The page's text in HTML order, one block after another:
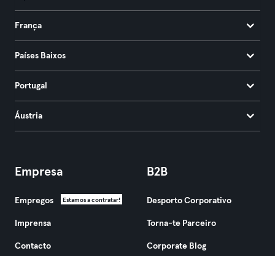
França
Países Baixos
Portugal
Áustria
Empresa
Empregos Estamos a contratar!
Imprensa
Contacto
B2B
Desporto Corporativo
Torna-te Parceiro
Corporate Blog